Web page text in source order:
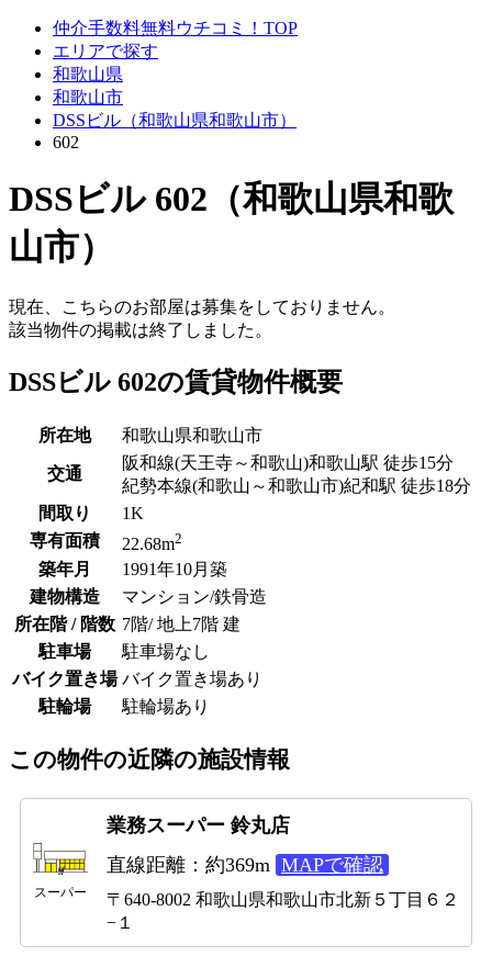
仲介手数料無料ウチコミ！TOP
エリアで探す
和歌山県
和歌山市
DSSビル（和歌山県和歌山市）
602
DSSビル 602（和歌山県和歌
山市）
現在、こちらのお部屋は募集をしておりません。
該当物件の掲載は終了しました。
DSSビル 602の賃貸物件概要
所在地 和歌山県和歌山市
交通
阪和線(天王寺～和歌山)和歌山駅 徒歩15分
紀勢本線(和歌山～和歌山市)紀和駅 徒歩18分
間取り
1K
専有面積
22.68m2
築年月
1991年10月築
建物構造
マンション/鉄骨造
所在階 / 階数 7階/ 地上7階 建
駐車場
駐車場なし
バイク置き場 バイク置き場あり
駐輪場
駐輪場あり
この物件の近隣の施設情報
スーパー
業務スーパー 鈴丸店
直線距離：約369m MAPで確認
〒640-8002 和歌山県和歌山市北新５丁目６２
−１